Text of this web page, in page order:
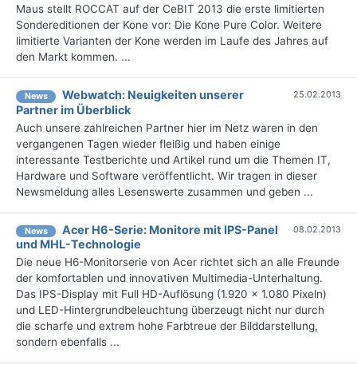
Maus stellt ROCCAT auf der CeBIT 2013 die erste limitierten
Sondereditionen der Kone vor: Die Kone Pure Color. Weitere
limitierte Varianten der Kone werden im Laufe des Jahres auf
den Markt kommen. ...
News
Webwatch: Neuigkeiten unserer
Partner im Überblick
25.02.2013
Auch unsere zahlreichen Partner hier im Netz waren in den
vergangenen Tagen wieder fleißig und haben einige
interessante Testberichte und Artikel rund um die Themen IT,
Hardware und Software veröffentlicht. Wir tragen in dieser
Newsmeldung alles Lesenswerte zusammen und geben ...
News
Acer H6-Serie: Monitore mit IPS-Panel
und MHL-Technologie
08.02.2013
Die neue H6-Monitorserie von Acer richtet sich an alle Freunde
der komfortablen und innovativen Multimedia-Unterhaltung.
Das IPS-Display mit Full HD-Auflösung (1.920 x 1.080 Pixeln)
und LED-Hintergrundbeleuchtung überzeugt nicht nur durch
die scharfe und extrem hohe Farbtreue der Bilddarstellung,
sondern ebenfalls ...